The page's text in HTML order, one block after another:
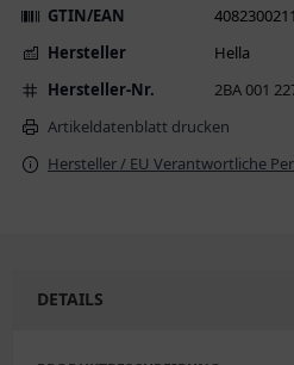
GTIN/EAN
Hersteller
Hella
Hersteller-Nr.
2BA 001
Artikeldatenblatt drucken
Hersteller / EU Verantwortliche
DETAILS